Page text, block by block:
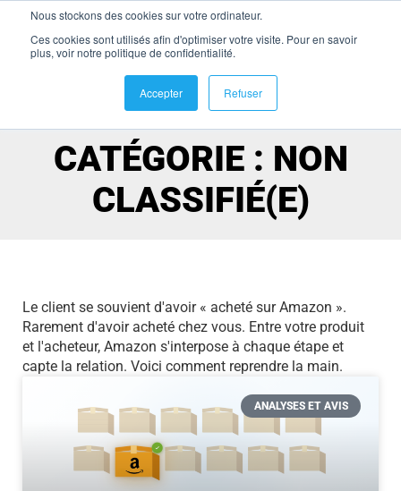
Nous stockons des cookies sur votre ordinateur.
Ces cookies sont utilisés afin d'optimiser votre visite. Pour en savoir
plus, voir notre politique de confidentialité.
Accepter Refuser
se connecter
Non classifié(e)
CATÉGORIE : NON
CLASSIFIÉ(E)
Le client se souvient d'avoir « acheté sur Amazon ».
Rarement d'avoir acheté chez vous. Entre votre produit
et l'acheteur, Amazon s'interpose à chaque étape et
capte la relation. Voici comment reprendre la main.
ANALYSES ET AVIS